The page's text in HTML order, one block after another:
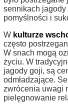
sennikach
pomyślności i
W kulturze
często
W snach mogą
życiu. W
jagody goji, są
odmładzające.
zwrócenia uwagi
pielęgnowanie